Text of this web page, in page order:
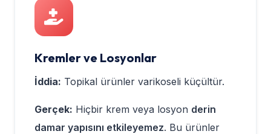
Kremler ve Losyonlar
İddia: Topikal ürünler varikoseli küçültür.
Gerçek: Hiçbir krem veya losyon derin
damar yapısını etkileyemez. Bu ürünler